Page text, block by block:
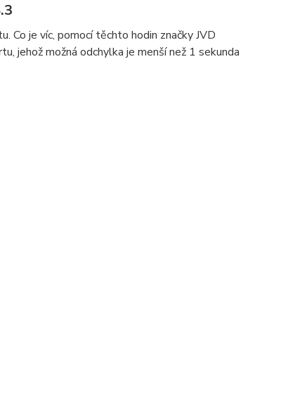
je víc, pomocí těchto hodin značky JVD
jehož možná odchylka je menší než 1 sekunda